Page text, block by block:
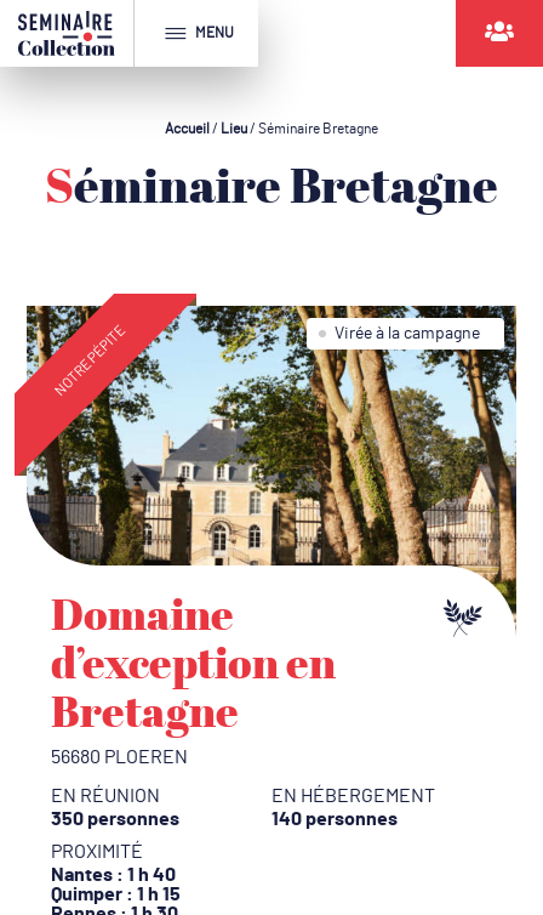
MENU
Accueil / Lieu/ Séminaire Bretagne
Séminaire Bretagne
Virée à la campagne
NOTRE PÉPITE
Domaine
d’exception en
Bretagne
56680 PLOEREN
EN RÉUNION
350 personnes
EN HÉBERGEMENT
140 personnes
PROXIMITÉ
Nantes : 1 h 40
Quimper : 1 h 15